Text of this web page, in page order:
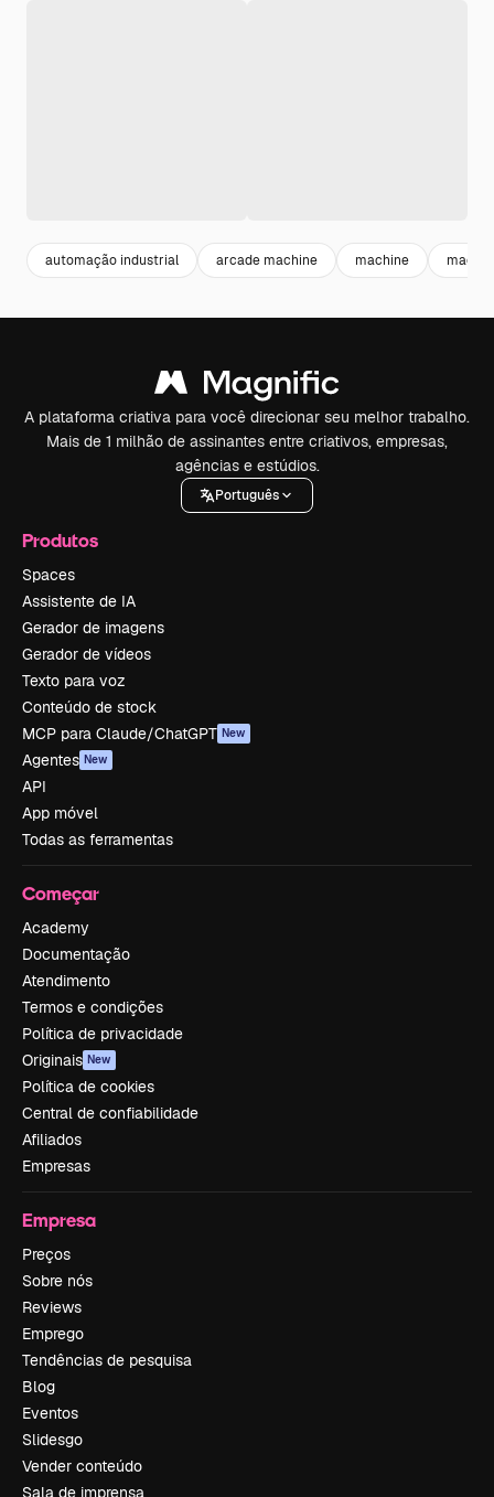
automação industrial arcade machine machine
A plataforma criativa para você direcionar seu melhor trabalho.
Mais de 1 milhão de assinantes entre criativos, empresas,
agências e estúdios.
Português
Produtos
Spaces
Assistente de IA
Gerador de imagens
Gerador de vídeos
Texto para voz
Conteúdo de stock
MCP para Claude/ChatGPT New
Agentes New
API
App móvel
Todas as ferramentas
Começar
Academy
Documentação
Atendimento
Termos e condições
Política de privacidade
Originais New
Política de cookies
Central de confiabilidade
Afiliados
Empresas
Empresa
Preços
Sobre nós
Reviews
Emprego
Tendências de pesquisa
Blog
Eventos
Slidesgo
Vender conteúdo
Sala de imprensa